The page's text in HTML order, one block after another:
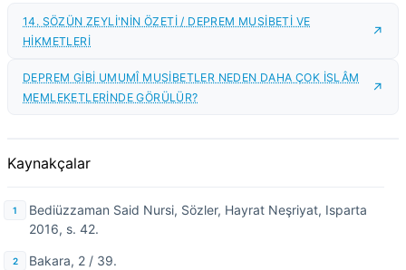
14. SÖZÜN ZEYLİ'NİN ÖZETİ / DEPREM MUSİBETİ VE
HİKMETLERİ
DEPREM GİBİ UMUMÎ MUSİBETLER NEDEN DAHA ÇOK İSLÂM
MEMLEKETLERİNDE GÖRÜLÜR?
Kaynakçalar
Bediüzzaman Said Nursi, Sözler, Hayrat Neşriyat, Isparta
2016, s. 42.
Bakara, 2 / 39.